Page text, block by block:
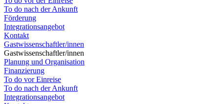
To do nach der Ankunft
Förderung
Integrationsangebot
Kontakt
Gastwissenschaftler/innen
Gastwissenschaftler/innen
Planung und Organisation
Finanzierung
To do vor Einreise
To do nach der Ankunft
Integrationsangebot